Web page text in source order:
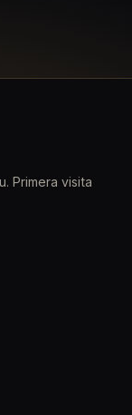
Primera visita